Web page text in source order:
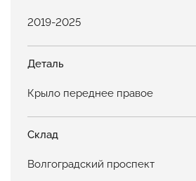
2019-2025
Деталь
Крыло переднее правое
Склад
Волгоградский проспект